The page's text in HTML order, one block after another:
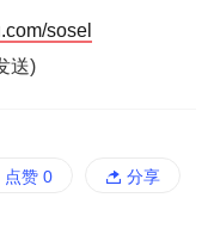
sosel
送)
点赞 0 分享